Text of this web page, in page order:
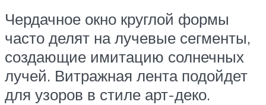
Чердачное окно круглой формы
часто делят на лучевые сегменты,
создающие имитацию солнечных
лучей. Витражная лента подойдет
для узоров в стиле арт-деко.